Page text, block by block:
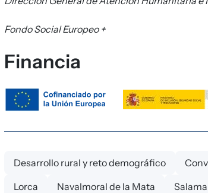
Fondo Social Europeo +
Financia
Desarrollo rural y reto demográfico
Lorca
Navalmoral de la Mata